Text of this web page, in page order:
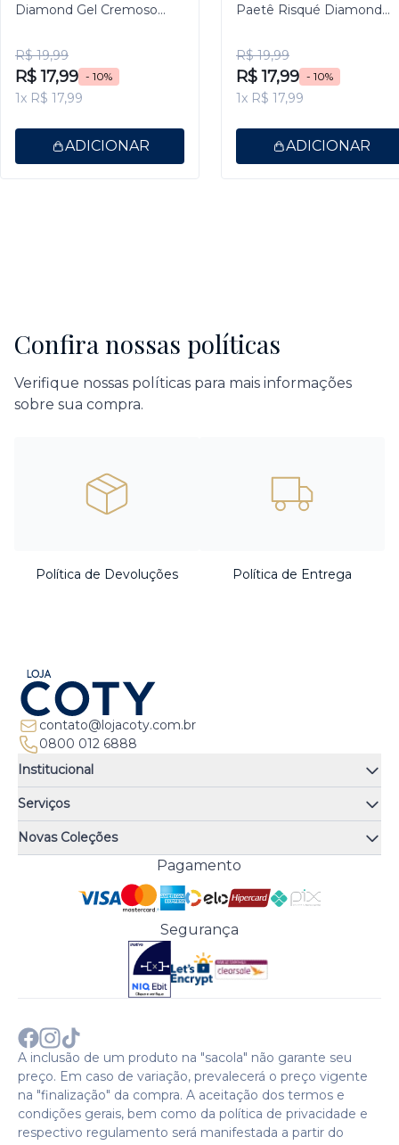
Diamond Gel Cremoso
R$ 19,99
R$ 17,99 - 10%
1x R$ 17,99
ADICIONAR
Paetê Risqué Diamond
R$ 19,99
R$ 17,99 - 10%
1x R$ 17,99
ADICIONAR
Confira nossas políticas
Verifique nossas políticas para mais informações
sobre sua compra.
Política de Devoluções Política de Entrega
contato@lojacoty.com.br
0800 012 6888
Institucional
Quem somos
Quiz de fragrâncias
Trocas e Devoluções
Troque Fácil
Perguntas Frequentes
Política de Pagamento
Política de Entrega
Política de Privacidade
Comprar com CNPJ?
Sobre a COTY no mundo
Serviços
Atendimento
Meus Pedidos
Trabalhe Conosco
Preferências de Cookies
Novas Coleções
Cenoura & Bronze
Pagamento
Segurança
A inclusão de um produto na "sacola" não garante seu
preço. Em caso de variação, prevalecerá o preço vigente
na "finalização" da compra. A aceitação dos termos e
condições gerais, bem como da política de privacidade e
respectivo regulamento será manifestada a partir do